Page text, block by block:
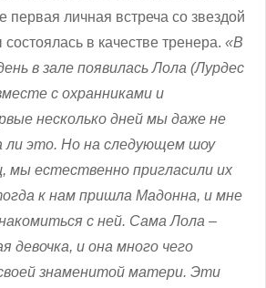
личная встреча со звездой
в качестве тренера. «В
в зале появилась Лола (Лурдес
с охранниками и
несколько дней мы даже не
ли это. Но на следующем шоу
мы естественно пригласили их
к нам пришла Мадонна, и мне
с ней. Сама Лола –
девочка, и она много чего
знаменитой матери. Эти